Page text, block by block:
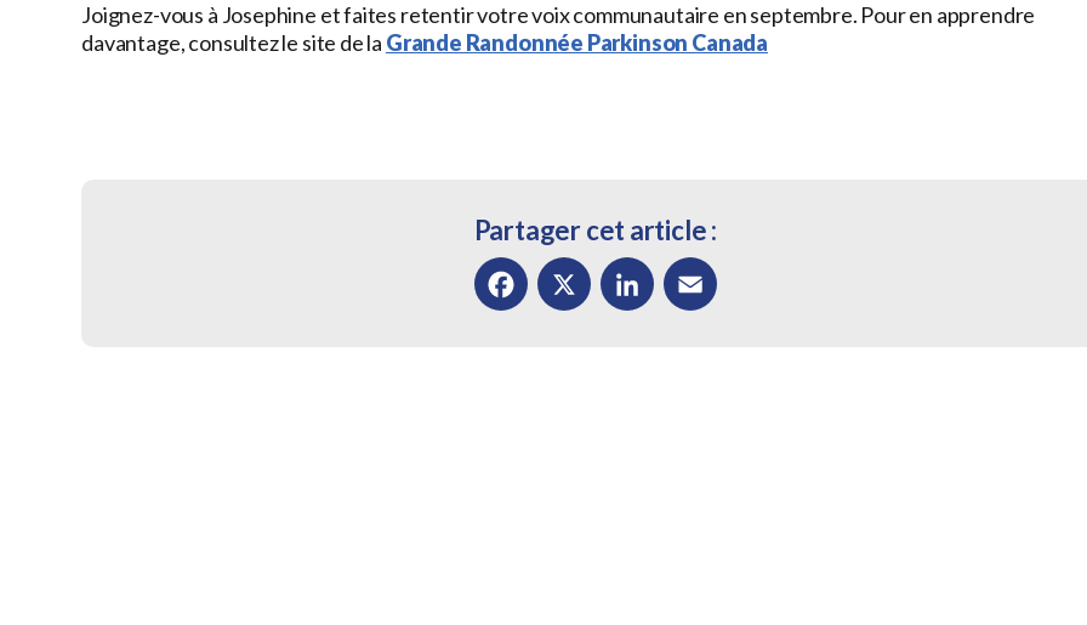
Joignez-vous à Josephine et faites retentir votre voix communautaire en septembre. Pour en apprendre
davantage, consultez le site de la Grande Randonnée Parkinson Canada
Partager cet article :